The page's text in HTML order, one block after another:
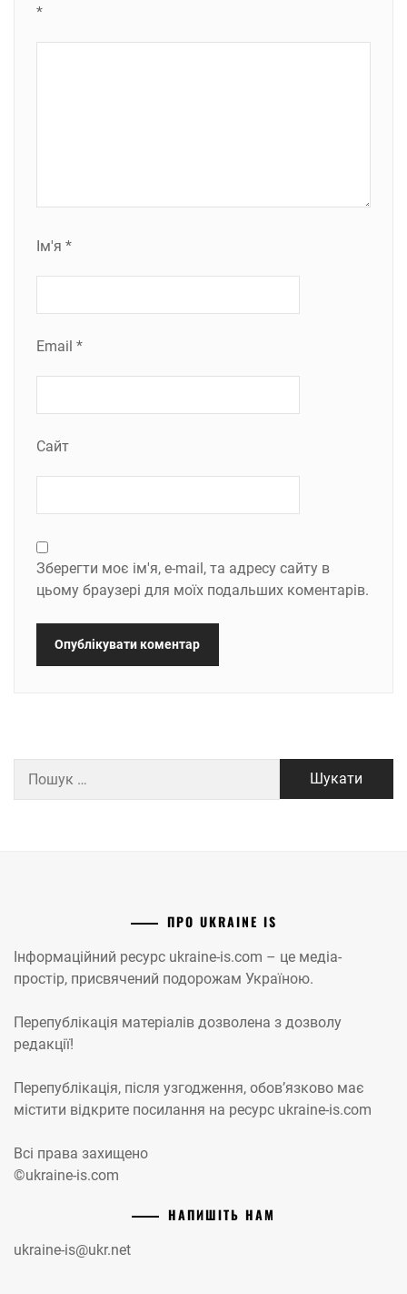
*
Ім'я *
Email *
Сайт
Зберегти моє ім'я, e-mail, та адресу сайту в
цьому браузері для моїх подальших коментарів.
ПРО UKRAINE IS
Інформаційний ресурс ukraine-is.com – це медіа-
простір, присвячений подорожам Україною.
Перепублікація матеріалів дозволена з дозволу
редакції!
Перепублікація, після узгодження, обов’язково має
містити відкрите посилання на ресурс ukraine-is.com
Всі права захищено
©ukraine-is.com
НАПИШІТЬ НАМ
ukraine-is@ukr.net